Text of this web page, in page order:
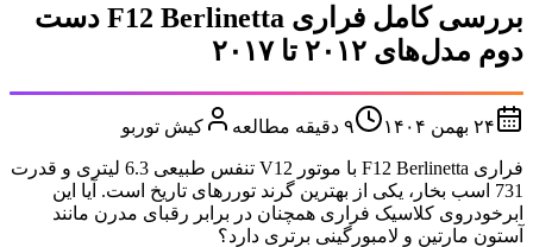
بررسی کامل فراری F12 Berlinetta دست
دوم مدل‌های ۲۰۱۲ تا ۲۰۱۷
۲۴ بهمن ۱۴۰۴ ۹ دقیقه مطالعه کیش توربو
فراری F12 Berlinetta با موتور V12 تنفس طبیعی 6.3 لیتری و قدرت
731 اسب بخار، یکی از بهترین گرند توررهای تاریخ است. آیا این
ابرخودروی کلاسیک فراری همچنان در برابر رقبای مدرن مانند
آستون مارتین و لامبورگینی برتری دارد؟